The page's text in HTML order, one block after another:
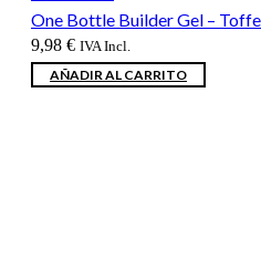
One Bottle Builder Gel –
9,98 € IVA Incl.
AÑADIR AL CARRITO